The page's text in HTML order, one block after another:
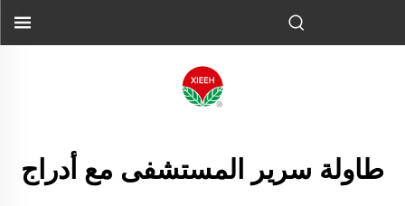
طاولة سرير المستشفى مع أدراج